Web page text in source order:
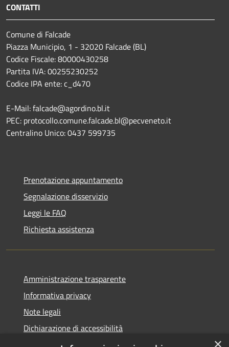
CONTATTI
Comune di Falcade
Piazza Municipio, 1 - 32020 Falcade (BL)
Codice Fiscale: 80000430258
Partita IVA: 00255230252
Codice IPA ente: c_d470
E-Mail: falcade@agordino.bl.it
PEC: protocollo.comune.falcade.bl@pecveneto.it
Centralino Unico: 0437 599735
Prenotazione appuntamento
Segnalazione disservizio
Leggi le FAQ
Richiesta assistenza
Amministrazione trasparente
Informativa privacy
Note legali
Dichiarazione di accessibilità
Dichiarazione di accessibilità App Municipium